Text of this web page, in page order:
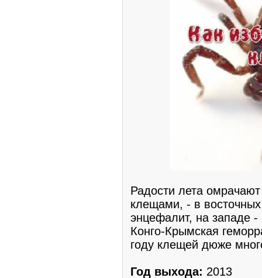
Радости лета
клещами, - в
энцефалит, на зaпаде
Конго-Крымская
году клещей дюжe
Год выхода: 2013